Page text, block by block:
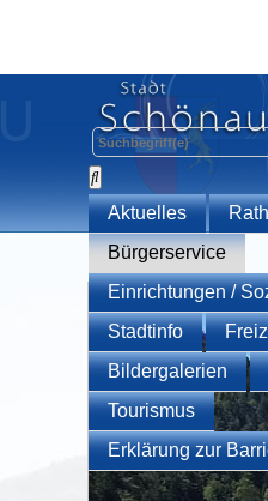
Aktuelles
Bürgerservice
Einrichtungen /
Stadtinfo
Bildergalerien
Tourismus
Erklärung zur